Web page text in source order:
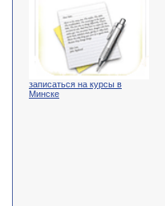
записаться на курсы в
Минске